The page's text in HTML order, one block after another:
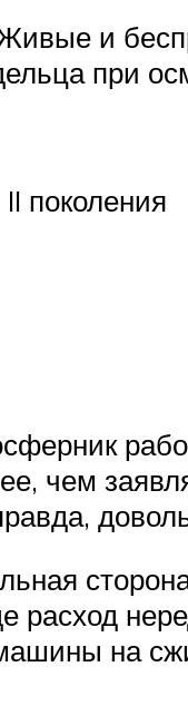
и
при
поколения
чем
расход
на